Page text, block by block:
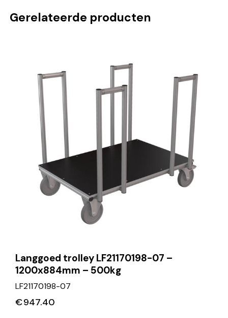
Gerelateerde producten
Langgoed trolley LF21170198-07 –
1200x884mm – 500kg
LF21170198-07
€947.40